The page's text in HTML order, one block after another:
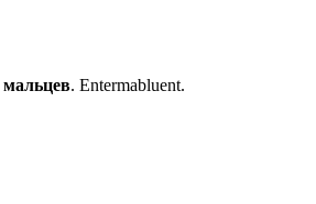
мальцев. Entermabluent.